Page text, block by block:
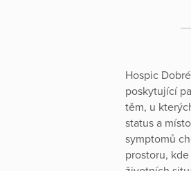
Hospic
poskytující
těm, u
status a
symptomů
prostoru,